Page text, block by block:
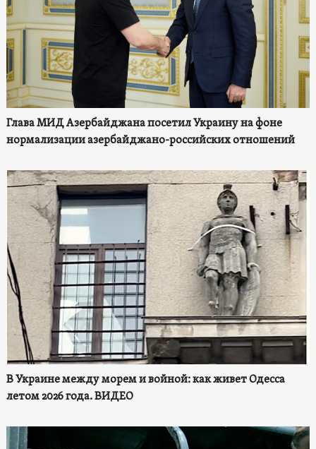
Глава МИД Азербайджана посетил Украину на фоне
нормализации азербайджано-российских отношений
В Украине между морем и войной: как живет Одесса
летом 2026 года. ВИДЕО